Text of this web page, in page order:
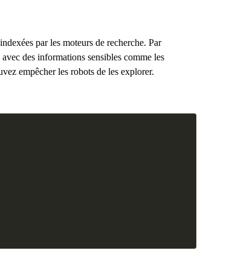
par les moteurs de recherche. Par
des informations sensibles comme les
empêcher les robots de les explorer.